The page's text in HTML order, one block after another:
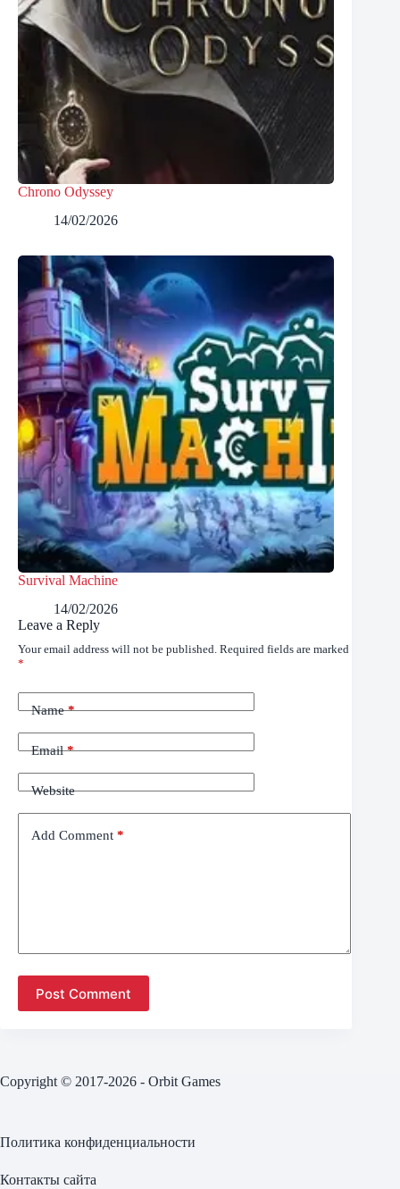
Chrono Odyssey
14/02/2026
Survival Machine
14/02/2026
Leave a Reply
Your email address will not be published. Required fields are marked
*
Name*
Email*
Website
Add Comment *
Post Comment
Copyright © 2017-2026 - Orbit Games
Политика конфиденциальности
Контакты сайта